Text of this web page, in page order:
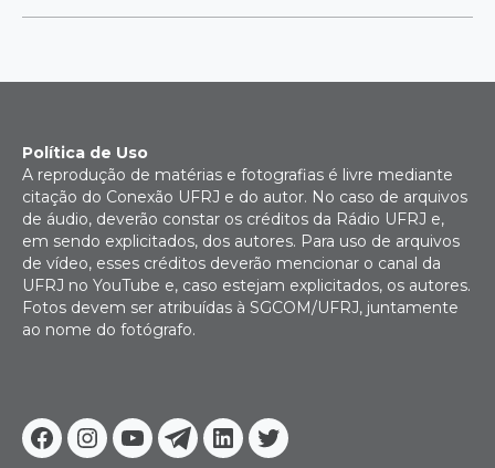
Facebook
Instagram
YoutubeTelegram
Linkedin
Twitter
Política de Uso
A reprodução de matérias e fotografias é livre mediante
citação do Conexão UFRJ e do autor. No caso de arquivos
de áudio, deverão constar os créditos da Rádio UFRJ e,
em sendo explicitados, dos autores. Para uso de arquivos
de vídeo, esses créditos deverão mencionar o canal da
UFRJ no YouTube e, caso estejam explicitados, os autores.
Fotos devem ser atribuídas à SGCOM/UFRJ, juntamente
ao nome do fotógrafo.